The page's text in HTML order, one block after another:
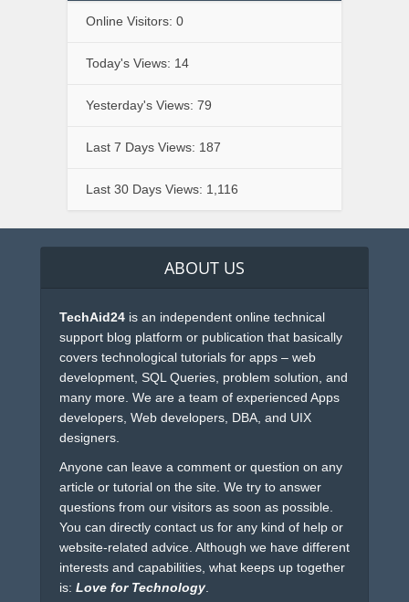
Online Visitors: 0
Today's Views: 14
Yesterday's Views: 79
Last 7 Days Views: 187
Last 30 Days Views: 1,116
ABOUT US
TechAid24 is an independent online technical
support blog platform or publication that basically
covers technological tutorials for apps – web
development, SQL Queries, problem solution, and
many more. We are a team of experienced Apps
developers, Web developers, DBA, and UIX
designers.
Anyone can leave a comment or question on any
article or tutorial on the site. We try to answer
questions from our visitors as soon as possible.
You can directly contact us for any kind of help or
website-related advice. Although we have different
interests and capabilities, what keeps up together
is: Love for Technology